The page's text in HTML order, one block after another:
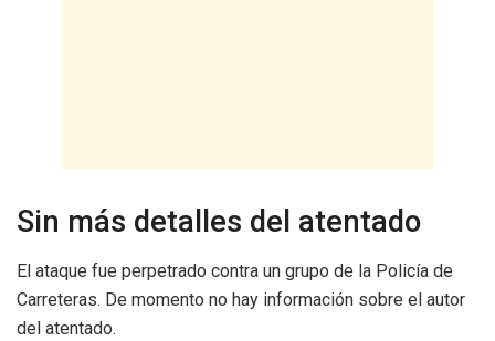
Sin más detalles del atentado
El ataque fue perpetrado contra un grupo de la Policía de
Carreteras. De momento no hay información sobre el autor
del atentado.